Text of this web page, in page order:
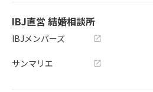
IBJ直営 結婚相談所
IBJメンバーズ
サンマリエ